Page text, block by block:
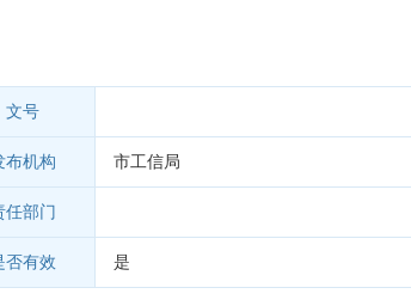
文号
布机构 市工信局
任部门
否有效 是